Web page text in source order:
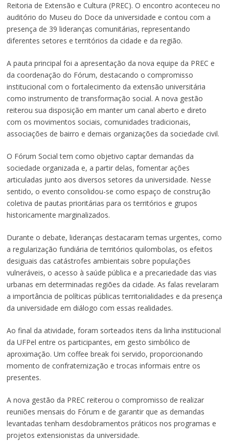
Reitoria de Extensão e Cultura (PREC). O encontro aconteceu no
auditório do Museu do Doce da universidade e contou com a
presença de 39 lideranças comunitárias, representando
diferentes setores e territórios da cidade e da região.
A pauta principal foi a apresentação da nova equipe da PREC e
da coordenação do Fórum, destacando o compromisso
institucional com o fortalecimento da extensão universitária
como instrumento de transformação social. A nova gestão
reiterou sua disposição em manter um canal aberto e direto
com os movimentos sociais, comunidades tradicionais,
associações de bairro e demais organizações da sociedade civil.
O Fórum Social tem como objetivo captar demandas da
sociedade organizada e, a partir delas, fomentar ações
articuladas junto aos diversos setores da universidade. Nesse
sentido, o evento consolidou-se como espaço de construção
coletiva de pautas prioritárias para os territórios e grupos
historicamente marginalizados.
Durante o debate, lideranças destacaram temas urgentes, como
a regularização fundiária de territórios quilombolas, os efeitos
desiguais das catástrofes ambientais sobre populações
vulneráveis, o acesso à saúde pública e a precariedade das vias
urbanas em determinadas regiões da cidade. As falas revelaram
a importância de políticas públicas territorialidades e da presença
da universidade em diálogo com essas realidades.
Ao final da atividade, foram sorteados itens da linha institucional
da UFPel entre os participantes, em gesto simbólico de
aproximação. Um coffee break foi servido, proporcionando
momento de confraternização e trocas informais entre os
presentes.
A nova gestão da PREC reiterou o compromisso de realizar
reuniões mensais do Fórum e de garantir que as demandas
levantadas tenham desdobramentos práticos nos programas e
projetos extensionistas da universidade.